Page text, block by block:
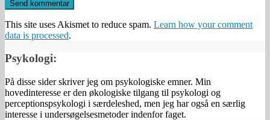
This site uses Akismet to reduce spam. Learn how your comment
data is processed.
Psykologi:
På disse sider skriver jeg om psykologiske emner. Min
hovedinteresse er den økologiske tilgang til psykologi og
perceptionspsykologi i særdeleshed, men jeg har også en særlig
interesse i undersøgelsesmetoder indenfor faget.